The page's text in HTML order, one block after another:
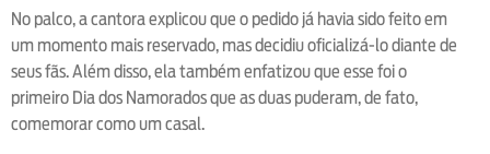
No palco, a cantora explicou que o pedido já havia sido feito em
um momento mais reservado, mas decidiu oficializá-lo diante de
seus fãs. Além disso, ela também enfatizou que esse foi o
primeiro Dia dos Namorados que as duas puderam, de fato,
comemorar como um casal.